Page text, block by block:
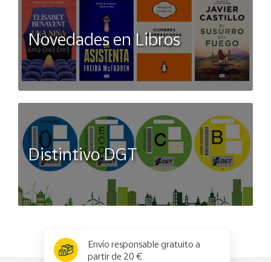
Novedades en Libros
Distintivo DGT
Envío responsable gratuito a
partir de 20 €